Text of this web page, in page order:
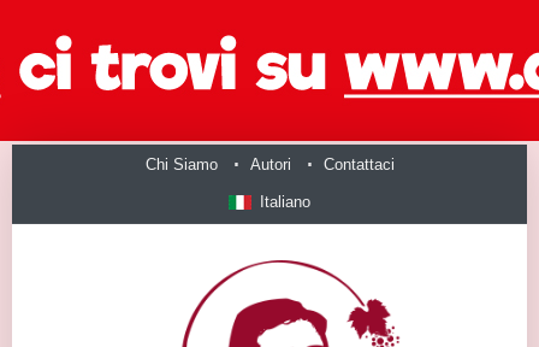
Chi Siamo Autori Contattaci
Italiano